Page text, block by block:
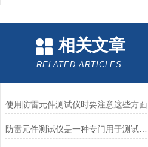
相关文章
RELATED ARTICLES
使用防雷元件测试仪时要注意这些方面
防雷元件测试仪是一种专门用于测试和评估防雷元件性能的仪器设备